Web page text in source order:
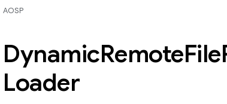
AOSP
DynamicRemoteFile
Loader